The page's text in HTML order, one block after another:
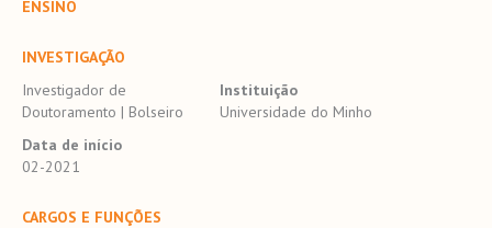
ENSINO
INVESTIGAÇÃO
Investigador de
Doutoramento | Bolseiro
Instituição
Universidade do Minho
Data de início
02-2021
CARGOS E FUNÇÕES